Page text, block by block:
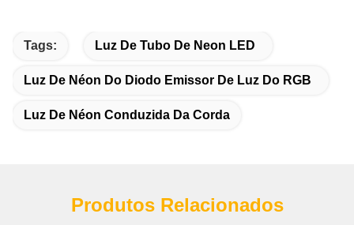
Tags: Luz De Tubo De Neon LED
Luz De Néon Do Diodo Emissor De Luz Do RGB
Luz De Néon Conduzida Da Corda
Produtos Relacionados